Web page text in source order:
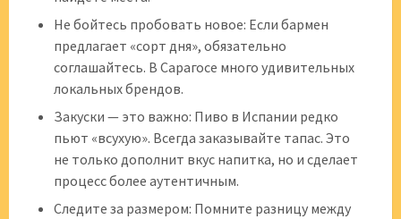
Не бойтесь пробовать новое: Если бармен
предлагает «сорт дня», обязательно
соглашайтесь. В Сарагосе много удивительных
локальных брендов.
Закуски — это важно: Пиво в Испании редко
пьют «всухую». Всегда заказывайте тапас. Это
не только дополнит вкус напитка, но и сделает
процесс более аутентичным.
Следите за размером: Помните разницу между